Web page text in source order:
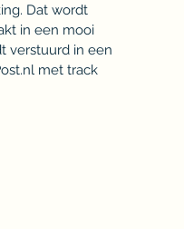
Dat wordt
in een mooi
verstuurd in een
met track